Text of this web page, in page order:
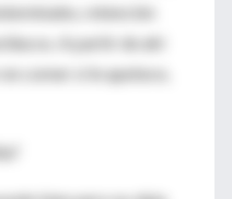
retención
A partir de ahí
comer si le apetece,